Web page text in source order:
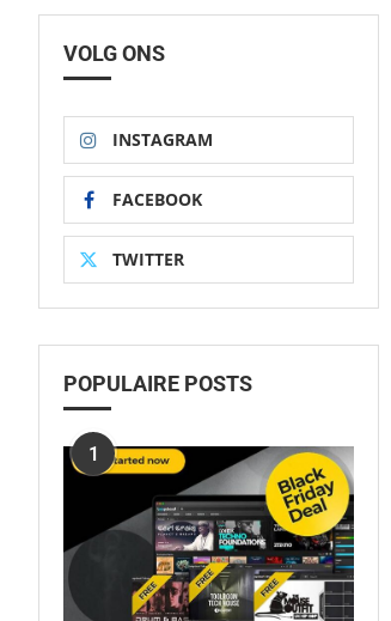
VOLG ONS
INSTAGRAM
FACEBOOK
TWITTER
POPULAIRE POSTS
1